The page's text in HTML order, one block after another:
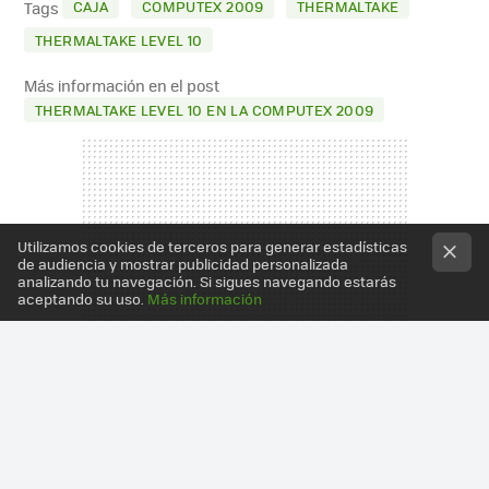
Tags CAJA COMPUTEX 2009
THERMALTAKE
THERMALTAKE LEVEL 10
Más información en el post
THERMALTAKE LEVEL 10 EN LA COMPUTEX 2009
Utilizamos cookies de terceros para generar estadísticas
de audiencia y mostrar publicidad personalizada
analizando tu navegación. Si sigues navegando estarás
aceptando su uso. Más información